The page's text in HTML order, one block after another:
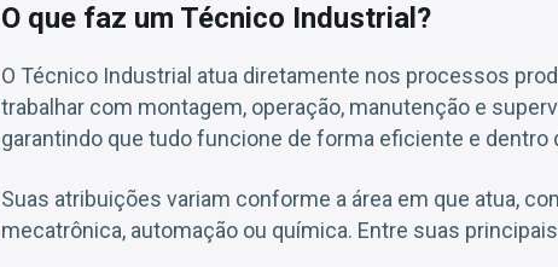
O que faz um Técnico Industrial?
O Técnico Industrial atua diretamente nos processos
trabalhar com montagem, operação, manutenção e
garantindo que tudo funcione de forma eficiente e dentro
Suas atribuições variam conforme a área em que atua,
mecatrônica, automação ou química. Entre suas